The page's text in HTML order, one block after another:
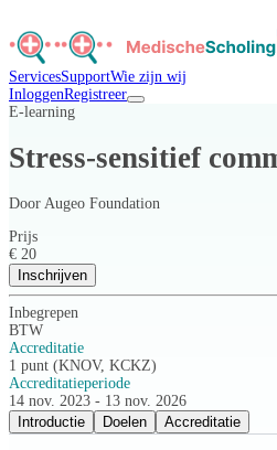
ServicesSupportWie zijn wij
InloggenRegistreer
E-learning
Stress-sensitief
Door Augeo Foundation
Prijs
€ 20
Inschrijven
Inbegrepen
BTW
Accreditatie
1 punt (KNOV, KCKZ)
Accreditatieperiode
14 nov. 2023 - 13 nov. 2026
Introductie
Doelen Accreditatie